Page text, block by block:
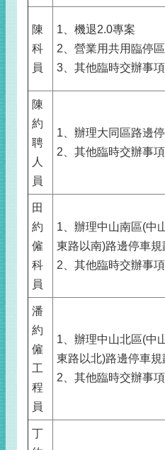
陳
科
員
1、機退2.0專案
2、營業用共用臨停
3、其他臨時交辦事項
陳
約
聘
人
員
1、辦理大同區路邊
2、其他臨時交辦事項
田
約
僱
科
員
1、辦理中山南區(中
東路以南)路邊停車規
2、其他臨時交辦事項
潘
約
僱
工
程
員
1、辦理中山北區(中
東路以北)路邊停車規
2、其他臨時交辦事項
丁